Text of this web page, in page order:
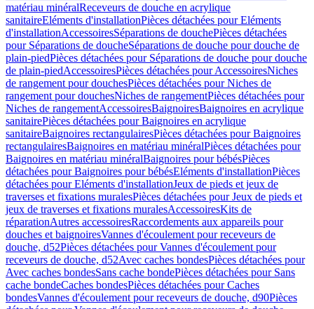
matériau minéralReceveurs de douche en acrylique
sanitaireEléments d'installationPièces détachées pour Eléments
d'installationAccessoiresSéparations de douchePièces détachées
pour Séparations de doucheSéparations de douche pour douche de
plain-piedPièces détachées pour Séparations de douche pour douche
de plain-piedAccessoiresPièces détachées pour AccessoiresNiches
de rangement pour douchesPièces détachées pour Niches de
rangement pour douchesNiches de rangementPièces détachées pour
Niches de rangementAccessoiresBaignoiresBaignoires en acrylique
sanitairePièces détachées pour Baignoires en acrylique
sanitaireBaignoires rectangulairesPièces détachées pour Baignoires
rectangulairesBaignoires en matériau minéralPièces détachées pour
Baignoires en matériau minéralBaignoires pour bébésPièces
détachées pour Baignoires pour bébésEléments d'installationPièces
détachées pour Eléments d'installationJeux de pieds et jeux de
traverses et fixations muralesPièces détachées pour Jeux de pieds et
jeux de traverses et fixations muralesAccessoiresKits de
réparationAutres accessoiresRaccordements aux appareils pour
douches et baignoiresVannes d'écoulement pour receveurs de
douche, d52Pièces détachées pour Vannes d'écoulement pour
receveurs de douche, d52Avec caches bondesPièces détachées pour
Avec caches bondesSans cache bondePièces détachées pour Sans
cache bondeCaches bondesPièces détachées pour Caches
bondesVannes d'écoulement pour receveurs de douche, d90Pièces